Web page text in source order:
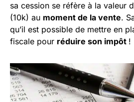
sa cession se réfère à la valeur
(10k) au moment de la vente.
qu’il est possible de mettre en
fiscale pour réduire son impôt !